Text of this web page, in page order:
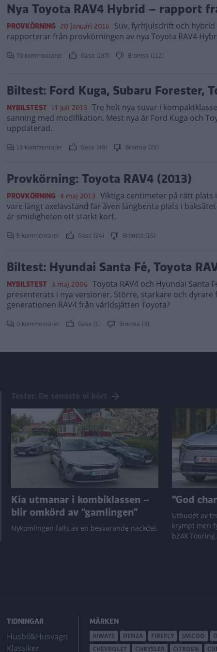
Nya Toyota RAV4 Hybrid – rapport
PROVKÖRNING 20 januari 2016 Suv, fyrhjulsdrift och
rapporterar från provkörningen av nya Toyota RAV4
70 kommentarer Gasa (187) Bromsa (112)
Biltest: Ford Kuga, Subaru Forester,
NYBILSTEST 11 juli 2013 Tre helt nya suvar i
sanning med modifikation. Mest nya är Ford Kuga och
uppdaterad.
13 kommentarer Gasa (49) Bromsa (22)
Provkörning: Toyota RAV4 (2013)
PROVKÖRNING 4 maj 2013 Viktiga centimeter på rätt plats
vare långt axelavstånd får även långbenta plats i
är smidigheten ett starkt kort.
5 kommentarer Gasa (24) Bromsa (16)
Biltest: Hyundai Santa Fé, Toyota
NYBILSTEST 3 maj 2006 Toyota RAV4 och Hyundai Santa
presenterats i nya versioner. Större, starkare och
generationen RAV4 från världsjätten Toyota?
0 kommentarer Gasa (5) Bromsa (3)
Kia utmanar i kombiklassen –
blir omkörd av ”gamlingen”
Nykomlingen fälls av en besvärande nackdel.
”God
Utbudet av
krympt men
bZ4X
TIDNINGAR
Husbil&Husvagn
Klassiker
MÄRKEN
AIWAYS DENZA FIREFLY JAECOO
CHEVROLET
CHRYSLER CITROËN